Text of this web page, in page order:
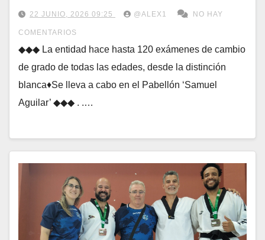
22 JUNIO, 2026 09:25 @ALEX1 NO HAY
COMENTARIOS
◆◆◆ La entidad hace hasta 120 exámenes de cambio
de grado de todas las edades, desde la distinción
blanca♦Se lleva a cabo en el Pabellón ‘Samuel
Aguilar’ ◆◆◆ . .…